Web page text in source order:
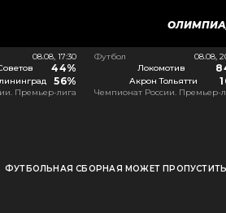
08.08, 17:30
44%
56%
Премьер-лига
Футбол
08.08,
Локомотив
Акрон Тольятти
Чемпионат России. Премьер-
ФУТБОЛЬНАЯ СБОРНАЯ МОЖЕТ